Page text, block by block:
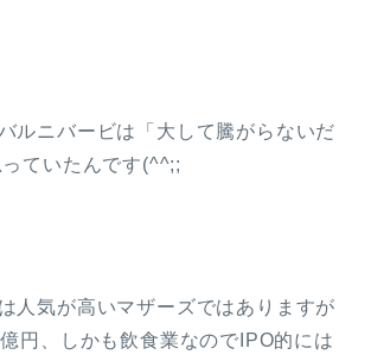
ルニバービは「大して騰がらないだ
ていたんです(^^;;
人気が高いマザーズではありますが
円、しかも飲食業なのでIPO的には